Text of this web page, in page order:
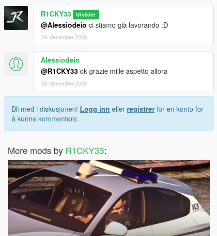
R1CKY33 Utvikler
@Alessiodeio ci stiamo già lavorando :D
28. desember 2020
Alessiodeio
@R1CKY33 ok grazie mille aspetto allora
28. desember 2020
Bli med i diskusjonen! Logg inn eller registrerfor en konto for
å kunne kommentere.
More mods by R1CKY33: